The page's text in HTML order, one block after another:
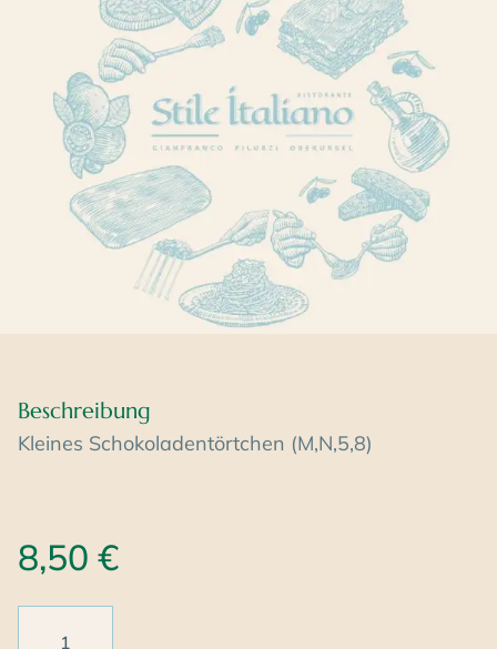
Beschreibung
Kleines Schokoladentörtchen (M,N,5,8)
8,50 €